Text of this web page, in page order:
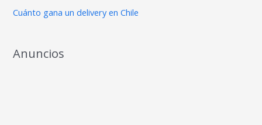
Cuánto gana un delivery en Chile
Anuncios